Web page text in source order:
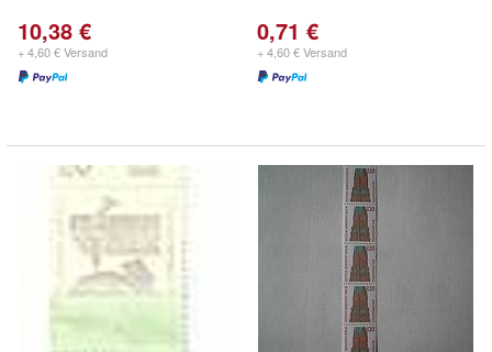
10,38 €
+ 4,60 € Versand
0,71 €
+ 4,60 € Versand